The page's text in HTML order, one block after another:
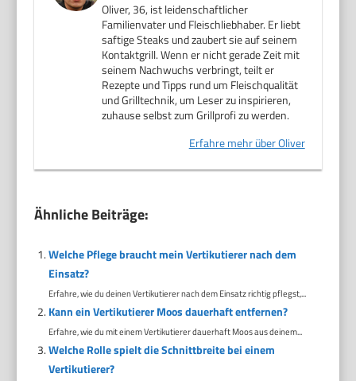
Oliver, 36, ist leidenschaftlicher
Familienvater und Fleischliebhaber. Er liebt
saftige Steaks und zaubert sie auf seinem
Kontaktgrill. Wenn er nicht gerade Zeit mit
seinem Nachwuchs verbringt, teilt er
Rezepte und Tipps rund um Fleischqualität
und Grilltechnik, um Leser zu inspirieren,
zuhause selbst zum Grillprofi zu werden.
Erfahre mehr über Oliver
Ähnliche Beiträge:
Welche Pflege braucht mein Vertikutierer nach dem
Einsatz?
Erfahre, wie du deinen Vertikutierer nach dem Einsatz richtig pflegst,...
Kann ein Vertikutierer Moos dauerhaft entfernen?
Erfahre, wie du mit einem Vertikutierer dauerhaft Moos aus deinem...
Welche Rolle spielt die Schnittbreite bei einem
Vertikutierer?